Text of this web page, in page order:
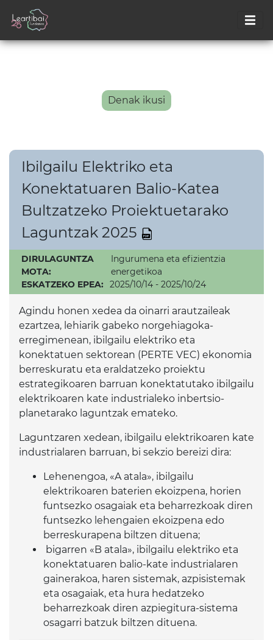
Denak ikusi
Ibilgailu Elektriko eta
Konektatuaren Balio-Katea
Bultzatzeko Proiektuetarako
Laguntzak 2025
DIRULAGUNTZA
MOTA:
Ingurumena eta efizientzia
energetikoa
ESKATZEKO EPEA:
2025/10/14 - 2025/10/24
Agindu honen xedea da oinarri arautzaileak
ezartzea, lehiarik gabeko norgehiagoka-
erregimenean, ibilgailu elektriko eta
konektatuen sektorean (PERTE VEC) ekonomia
berreskuratu eta eraldatzeko proiektu
estrategikoaren barruan konektatutako ibilgailu
elektrikoaren kate industrialeko inbertsio-
planetarako laguntzak emateko.
Laguntzaren xedean, ibilgailu elektrikoaren kate
industrialaren barruan, bi sekzio bereizi dira:
Lehenengoa, «A atala», ibilgailu
elektrikoaren baterien ekoizpena, horien
funtsezko osagaiak eta beharrezkoak diren
funtsezko lehengaien ekoizpena edo
berreskurapena biltzen dituena;
bigarren «B atala», ibilgailu elektriko eta
konektatuaren balio-kate industrialaren
gainerakoa, haren sistemak, azpisistemak
eta osagaiak, eta hura hedatzeko
beharrezkoak diren azpiegitura-sistema
osagarri batzuk biltzen dituena.